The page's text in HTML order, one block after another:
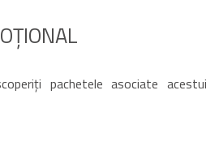
pachetele asociate acestui